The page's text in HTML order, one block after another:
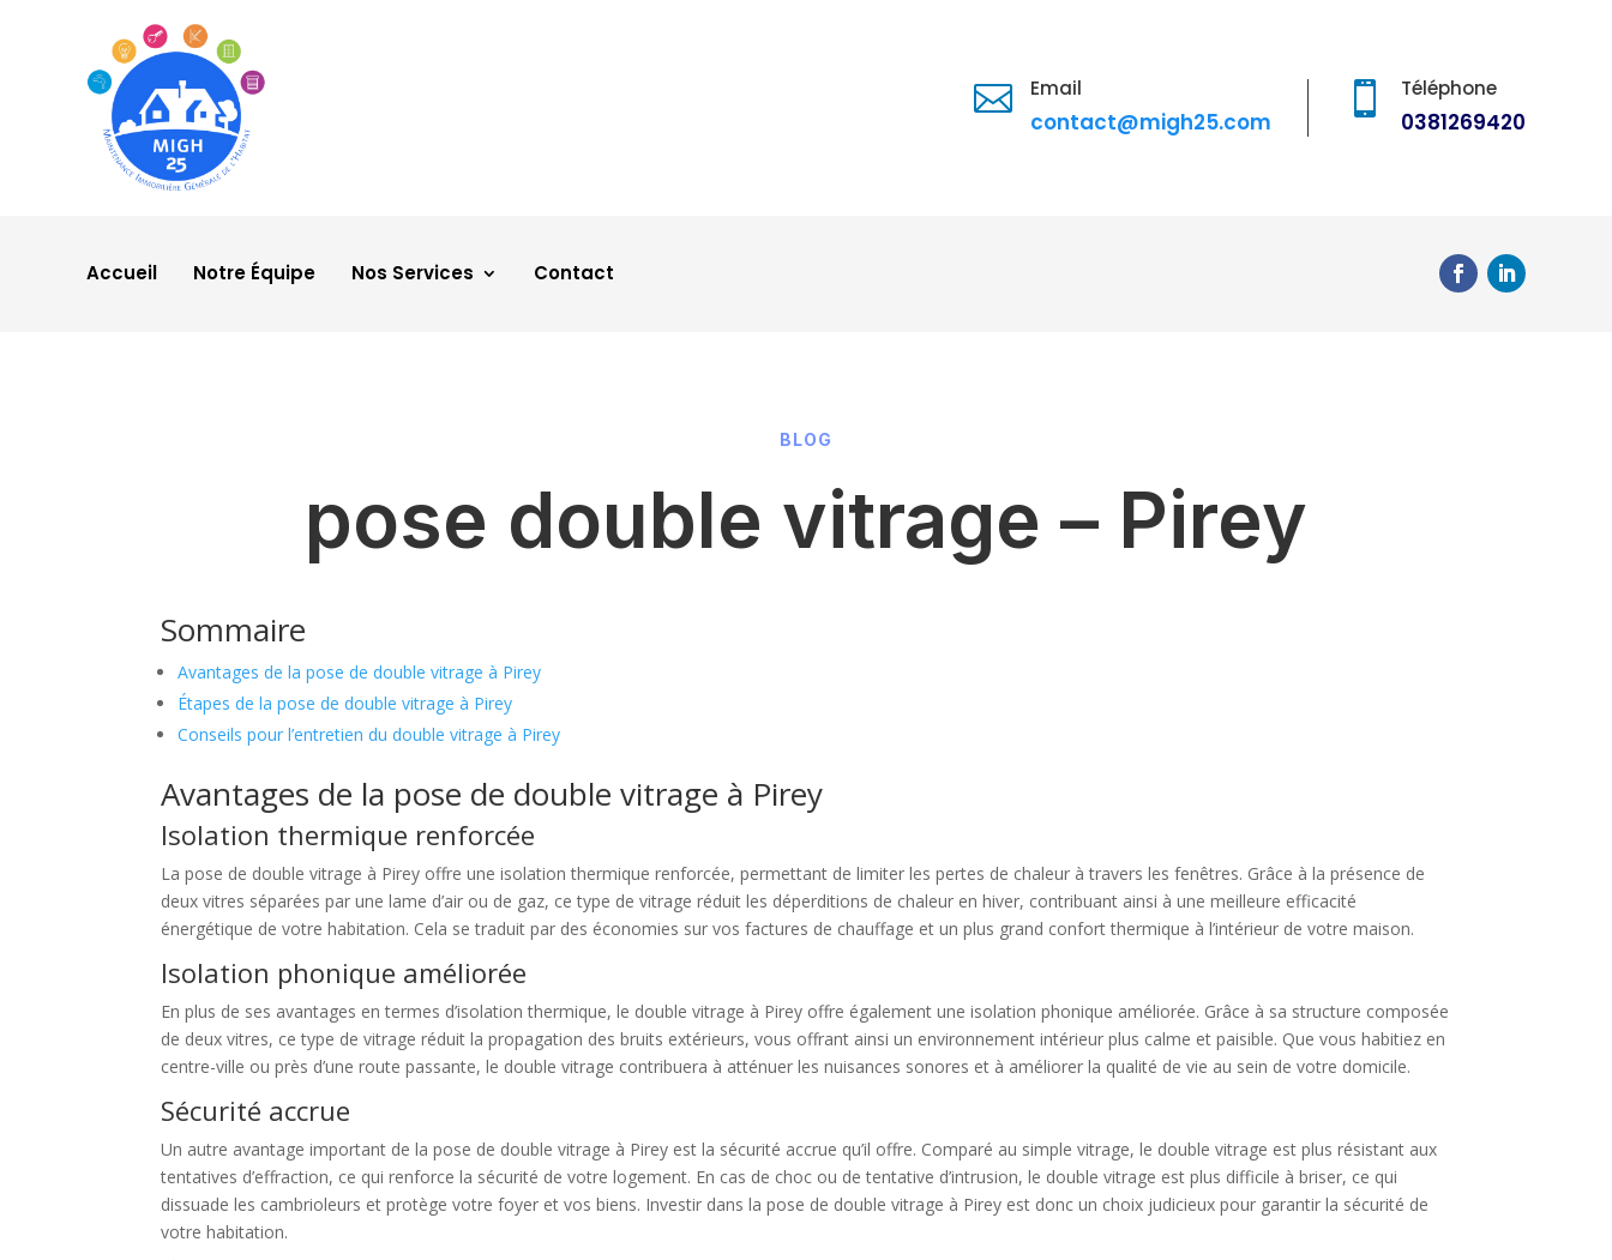
 Email
contact@migh25.com
 Téléphone
0381269420
Accueil Notre Équipe Nos Services Contact
BLOG
pose double vitrage – Pirey
Sommaire
Avantages de la pose de double vitrage à Pirey
Étapes de la pose de double vitrage à Pirey
Conseils pour l’entretien du double vitrage à Pirey
Avantages de la pose de double vitrage à Pirey
Isolation thermique renforcée
La pose de double vitrage à Pirey offre une isolation thermique renforcée, permettant de limiter les pertes de chaleur à travers les fenêtres. Grâce à la présence de
deux vitres séparées par une lame d’air ou de gaz, ce type de vitrage réduit les déperditions de chaleur en hiver, contribuant ainsi à une meilleure efficacité
énergétique de votre habitation. Cela se traduit par des économies sur vos factures de chauffage et un plus grand confort thermique à l’intérieur de votre maison.
Isolation phonique améliorée
En plus de ses avantages en termes d’isolation thermique, le double vitrage à Pirey offre également une isolation phonique améliorée. Grâce à sa structure composée
de deux vitres, ce type de vitrage réduit la propagation des bruits extérieurs, vous offrant ainsi un environnement intérieur plus calme et paisible. Que vous habitiez en
centre-ville ou près d’une route passante, le double vitrage contribuera à atténuer les nuisances sonores et à améliorer la qualité de vie au sein de votre domicile.
Sécurité accrue
Un autre avantage important de la pose de double vitrage à Pirey est la sécurité accrue qu’il offre. Comparé au simple vitrage, le double vitrage est plus résistant aux
tentatives d’effraction, ce qui renforce la sécurité de votre logement. En cas de choc ou de tentative d’intrusion, le double vitrage est plus difficile à briser, ce qui
dissuade les cambrioleurs et protège votre foyer et vos biens. Investir dans la pose de double vitrage à Pirey est donc un choix judicieux pour garantir la sécurité de
votre habitation.